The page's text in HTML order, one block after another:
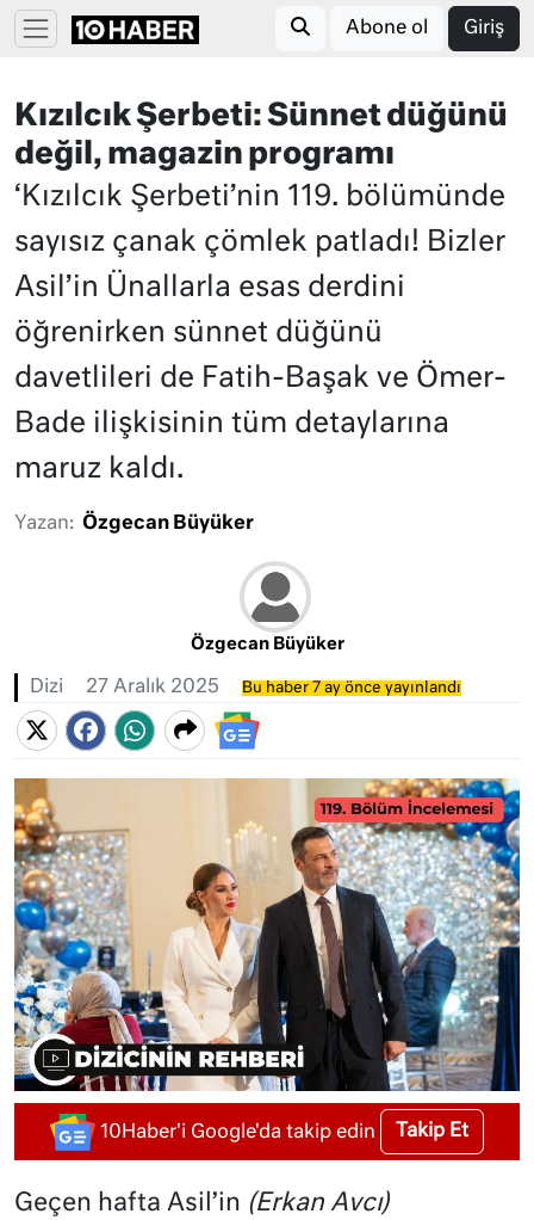
Abone ol Giriş
Kızılcık Şerbeti: Sünnet düğünü
değil, magazin programı
‘Kızılcık Şerbeti’nin 119. bölümünde
sayısız çanak çömlek patladı! Bizler
Asil’in Ünallarla esas derdini
öğrenirken sünnet düğünü
davetlileri de Fatih-Başak ve Ömer-
Bade ilişkisinin tüm detaylarına
maruz kaldı.
Yazan: Özgecan Büyüker
Özgecan Büyüker
Dizi 27 Aralık 2025 Bu haber 7 ay önce yayınlandı
10Haber'i Google'da takip edin Takip Et
Geçen hafta Asil’in (Erkan Avcı)